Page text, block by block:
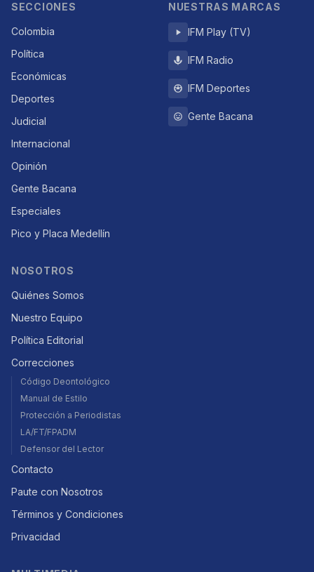
SECCIONES
Colombia
Política
Económicas
Deportes
Judicial
Internacional
Opinión
Gente Bacana
Especiales
Pico y Placa Medellín
NUESTRAS MARCAS
IFM Play (TV)
IFM Radio
IFM Deportes
Gente Bacana
NOSOTROS
Quiénes Somos
Nuestro Equipo
Política Editorial
Correcciones
Código Deontológico
Manual de Estilo
Protección a Periodistas
LA/FT/FPADM
Defensor del Lector
Contacto
Paute con Nosotros
Términos y Condiciones
Privacidad